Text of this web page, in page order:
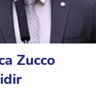
Zucco